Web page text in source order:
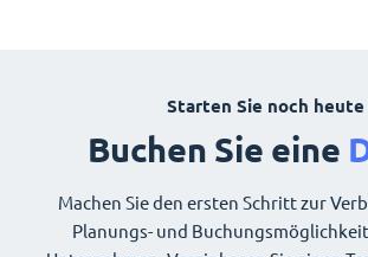
Starten Sie noch heute
Buchen Sie eine
Machen Sie den ersten Schritt zur
Planungs- und